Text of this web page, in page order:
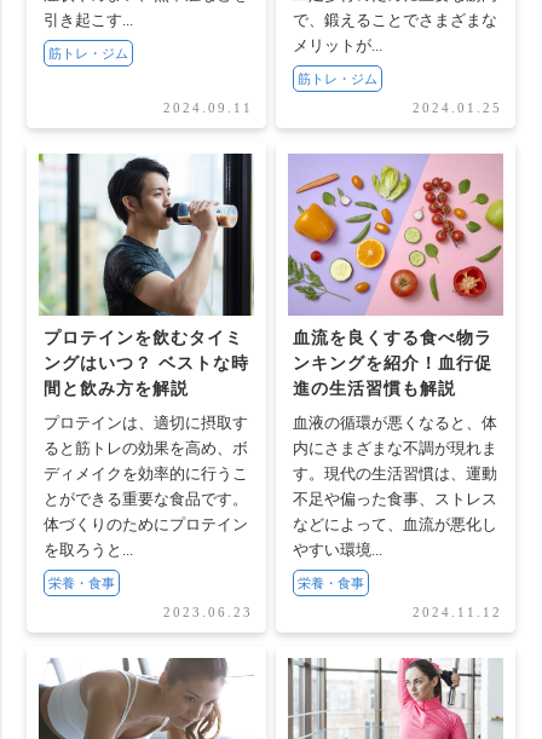
引き起こす...
筋トレ・ジム
2024.09.11
で、鍛えることでさまざまな
メリットが...
筋トレ・ジム
2024.01.25
プロテインを飲むタイミ
ングはいつ？ ベストな時
間と飲み方を解説
プロテインは、適切に摂取す
ると筋トレの効果を高め、ボ
ディメイクを効率的に行うこ
とができる重要な食品です。
体づくりのためにプロテイン
を取ろうと...
栄養・食事
2023.06.23
血流を良くする食べ物ラ
ンキングを紹介！血行促
進の生活習慣も解説
血液の循環が悪くなると、体
内にさまざまな不調が現れま
す。現代の生活習慣は、運動
不足や偏った食事、ストレス
などによって、血流が悪化し
やすい環境...
栄養・食事
2024.11.12